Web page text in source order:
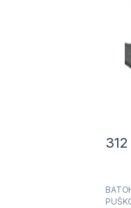
312